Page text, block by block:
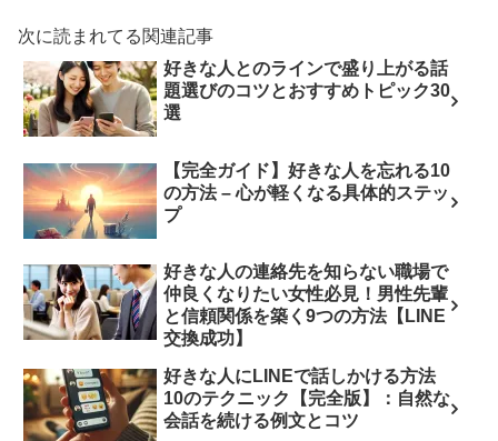
次に読まれてる関連記事
好きな人とのラインで盛り上がる話
題選びのコツとおすすめトピック30
選
【完全ガイド】好きな人を忘れる10
の方法 – 心が軽くなる具体的ステッ
プ
好きな人の連絡先を知らない職場で
仲良くなりたい女性必見！男性先輩
と信頼関係を築く9つの方法【LINE
交換成功】
好きな人にLINEで話しかける方法
10のテクニック【完全版】：自然な
会話を続ける例文とコツ